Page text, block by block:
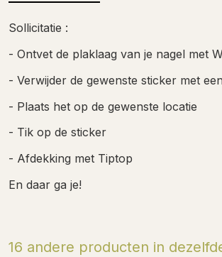
Sollicitatie :
- Ontvet de plaklaag van je nagel met
- Verwijder de gewenste sticker met
- Plaats het op de gewenste locatie
- Tik op de sticker
- Afdekking met Tiptop
En daar ga je!
16 andere producten in